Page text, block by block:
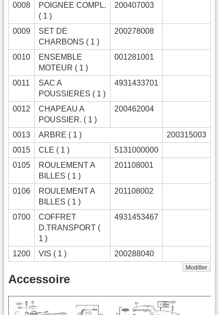
0008
POIGNEE COMPL.
( 1 )
200407003
0009
SET DE
CHARBONS ( 1 )
200278008
0010
ENSEMBLE
MOTEUR ( 1 )
001281001
0011
SAC A
POUSSIERES ( 1 )
4931433701
0012
CHAPEAU A
POUSSIER. ( 1 )
200462004
0013 ARBRE ( 1 )
200315003
0015
CLE ( 1 )
5131000000
0105
ROULEMENT A
BILLES ( 1 )
201108001
0106
ROULEMENT A
BILLES ( 1 )
201108002
0700
COFFRET
D.TRANSPORT (
1 )
4931453467
1200 VIS ( 1 ) 200288040
Modifier
Accessoire